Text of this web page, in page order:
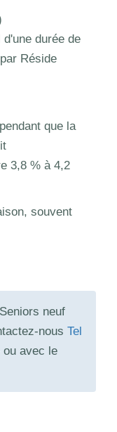
durée de
Réside
que la
3,8 % à 4,2
souvent
neuf
nous Tel
avec le